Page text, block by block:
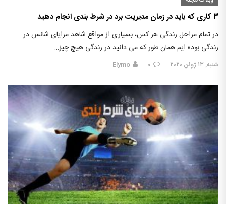
۳ کاری که باید در زمان مدیریت برد در شرط بندی انجام دهید
در تمام مراحل زندگی هر کس، بسیاری از مواقع شاهد مزایای شانس در
زندگی بوده ایم همان طور که می دانید در زندگی هیچ چیز…
شنبه, ۱۳ ژوئن ۲۰۲۰ ۰ Elymo